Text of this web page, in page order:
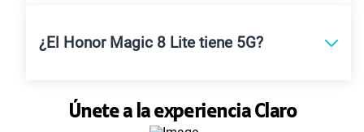
¿El Honor Magic 8 Lite tiene 5G?
Únete a la experiencia Claro